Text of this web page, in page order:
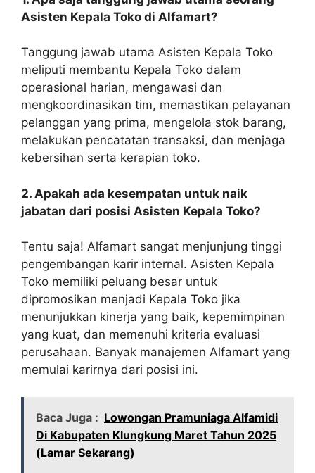
Asisten Kepala Toko di Alfamart?
Tanggung jawab utama Asisten Kepala Toko
meliputi membantu Kepala Toko dalam
operasional harian, mengawasi dan
mengkoordinasikan tim, memastikan pelayanan
pelanggan yang prima, mengelola stok barang,
melakukan pencatatan transaksi, dan menjaga
kebersihan serta kerapian toko.
2. Apakah ada kesempatan untuk naik
jabatan dari posisi Asisten Kepala Toko?
Tentu saja! Alfamart sangat menjunjung tinggi
pengembangan karir internal. Asisten Kepala
Toko memiliki peluang besar untuk
dipromosikan menjadi Kepala Toko jika
menunjukkan kinerja yang baik, kepemimpinan
yang kuat, dan memenuhi kriteria evaluasi
perusahaan. Banyak manajemen Alfamart yang
memulai karirnya dari posisi ini.
Baca Juga : Lowongan Pramuniaga Alfamidi
Di Kabupaten Klungkung Maret Tahun 2025
(Lamar Sekarang)